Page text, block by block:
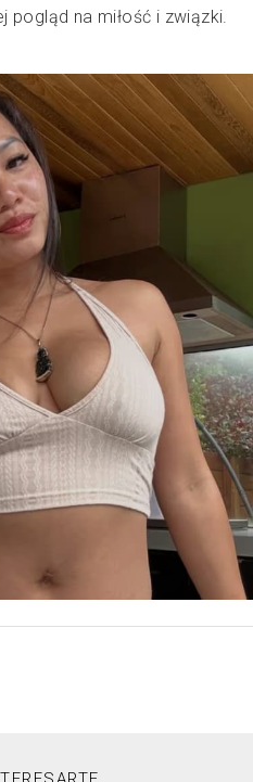
pogląd na miłość i związki.